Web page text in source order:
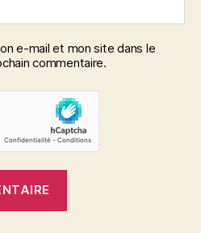
e-mail et mon site dans le
commentaire.